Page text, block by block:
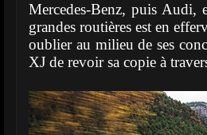
Mercedes-Benz, puis
grandes routières est en
oublier au milieu de ses
XJ de revoir sa copie à